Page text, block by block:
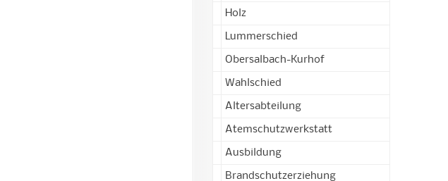
Holz
Lummerschied
Obersalbach-Kurhof
Wahlschied
Altersabteilung
Atemschutzwerkstatt
Ausbildung
Brandschutzerziehung